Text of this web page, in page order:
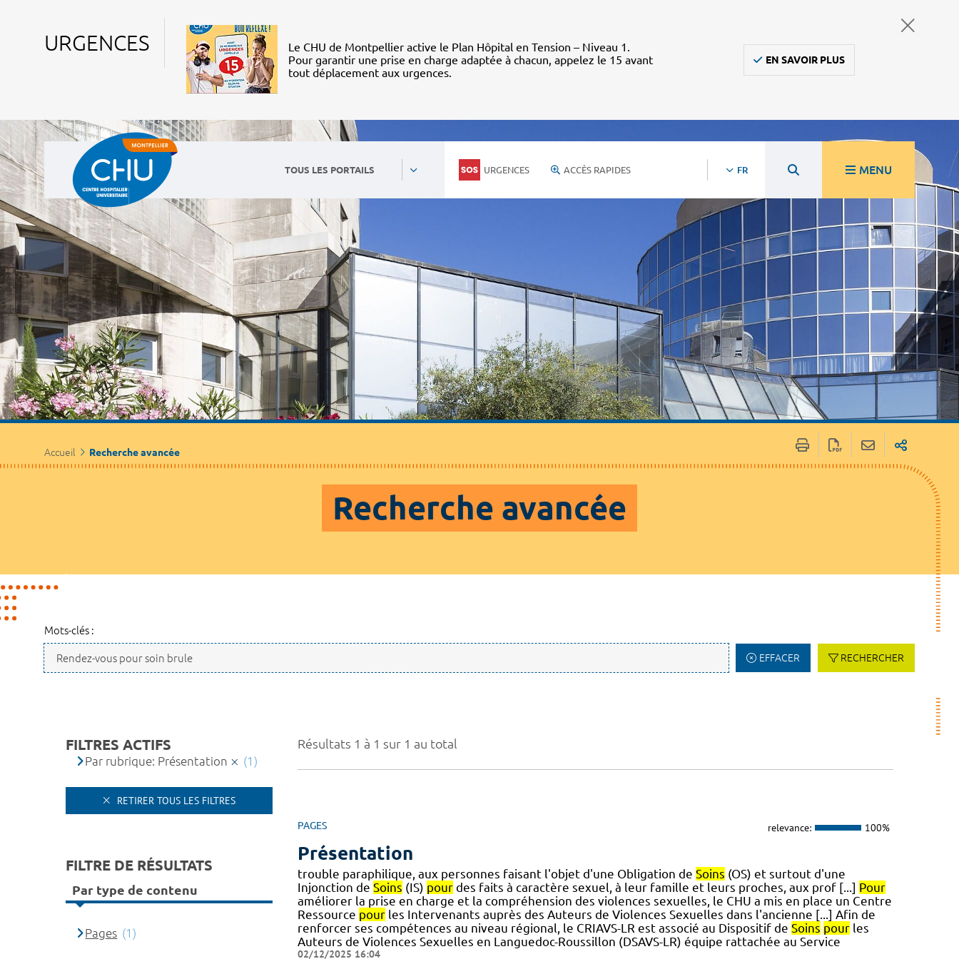
URGENCES
Le CHU de Montpellier active le Plan Hôpital en Tension – Niveau 1.
Pour garantir une prise en charge adaptée à chacun, appelez le 15 avant
tout déplacement aux urgences.
EN SAVOIR PLUS
TOUS LES PORTAILS URGENCES ACCÈS RAPIDES FR MENU
Accueil Recherche avancée
Recherche avancée
Mots-clés :
EFFACER RECHERCHER
Résultats 1 à 1 sur 1 au total
PAGES relevance: 100%
Présentation
trouble paraphilique, aux personnes faisant l'objet d'une Obligation de Soins (OS) et surtout d'une
Injonction de Soins (IS) pourdes faits à caractère sexuel, à leur famille et leurs proches, aux prof [...] Pour
améliorer la prise en charge et la compréhension des violences sexuelles, le CHU a mis en place un Centre
Ressource pourles Intervenants auprès des Auteurs de Violences Sexuelles dans l'ancienne [...] Afin de
renforcer ses compétences au niveau régional, le CRIAVS-LR est associé au Dispositif de Soins pourles
Auteurs de Violences Sexuelles en Languedoc-Roussillon (DSAVS-LR) équipe rattachée au Service
02/12/2025 16:04
FILTRES ACTIFS
Par rubrique: Présentation (1)
RETIRER TOUS LES FILTRES
FILTRE DE RÉSULTATS
Par type de contenu
Pages (1)